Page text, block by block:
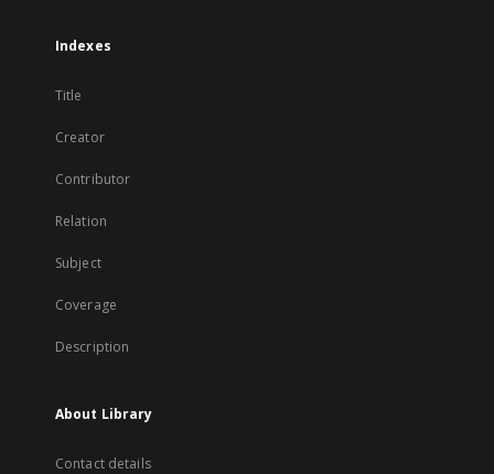
Indexes
Title
Creator
Contributor
Relation
Subject
Coverage
Description
About Library
Contact details